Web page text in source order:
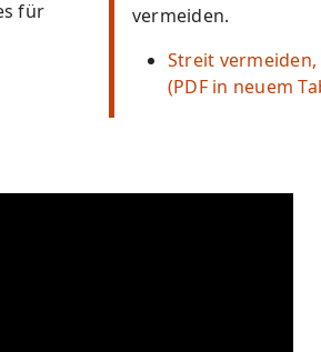
für
vermeiden.
Streit
(PDF in neuem